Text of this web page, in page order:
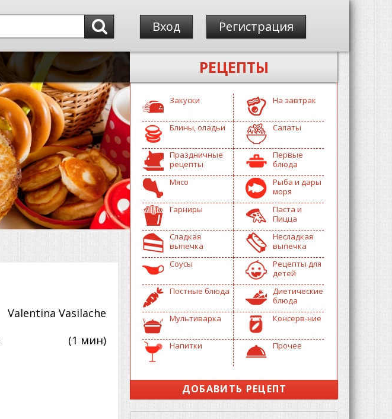
Вход Регистрация
РЕЦЕПТЫ
Valentina Vasilache
(1 мин)
Закуски На завтрак
Блины, оладьи Салаты
Праздничные
рецепты
Первые
блюда
Мясо
Рыба и дары
моря
Гарниры
Паста и
Пицца
Сладкая
выпечка
Несладкая
выпечка
Соусы
Рецепты для
детей
Постные блюда
Диетические
блюда
Мультиварка
Консерв-ние
Напитки Прочее
ДОБАВИТЬ РЕЦЕПТ